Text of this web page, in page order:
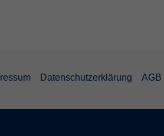
Datenschutzerklärung AGB